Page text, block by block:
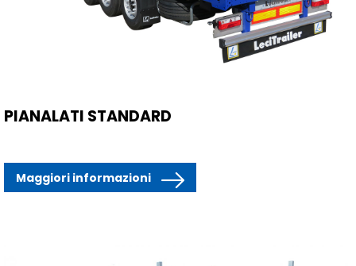
PIANALATI STANDARD
Maggiori informazioni